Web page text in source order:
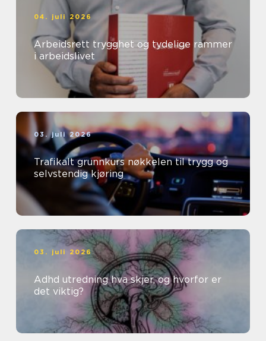
04. juli 2026
Arbeidsrett trygghet og tydelige rammer
i arbeidslivet
03. juli 2026
Trafikalt grunnkurs nøkkelen til trygg og
selvstendig kjøring
03. juli 2026
Adhd utredning hva skjer, og hvorfor er
det viktig?